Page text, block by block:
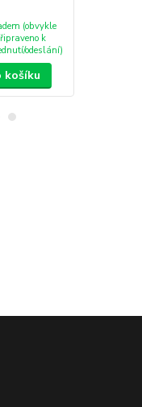
(obvykle
k
odeslání)
košíku